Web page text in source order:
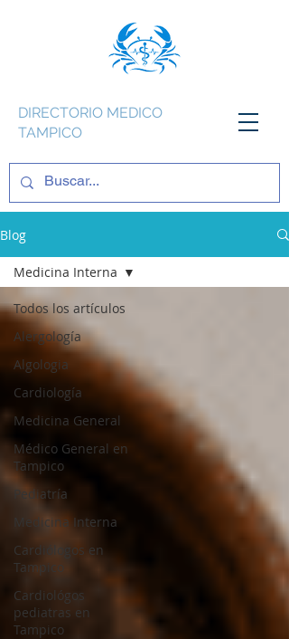
DIRECTORIO MEDICO
TAMPICO
Blog
Todos los artículos
Alergología
Algologia
Cardiología
Medicina General
Médico General en
Tampico
Pediatría
Medicina Interna
Cardiólogos en
Tampico
Cardiológos
pediatras en
Tampico
Medicina Interna